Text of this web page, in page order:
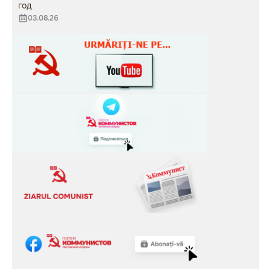
год
03.08.26